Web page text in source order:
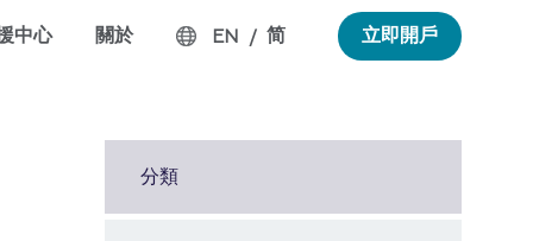
中心 關於 EN / 简 立即開戶
分類